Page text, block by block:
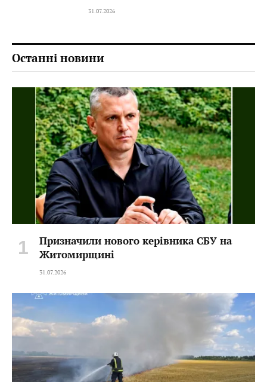
31.07.2026
Останні новини
Призначили нового керівника СБУ на
Житомирщині
31.07.2026